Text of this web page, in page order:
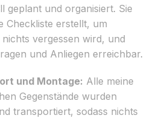
geplant und organisiert. Sie
Checkliste erstellt, um
vergessen wird, und
und Anliegen erreichbar.
und Montage: Alle meine
Gegenstände wurden
transportiert, sodass nichts